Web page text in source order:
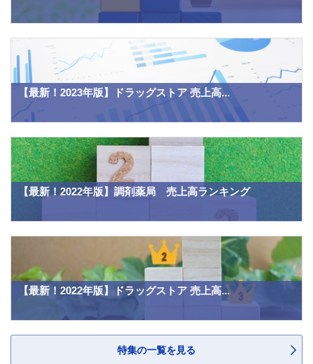
【最新！2023年版】ドラッグストア 売上高...
【最新！2022年版】調剤薬局 売上高ランキング
【最新！2022年版】ドラッグストア 売上高...
特集の一覧を見る